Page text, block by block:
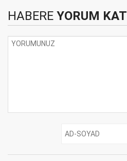
HABERE YORUM KAT